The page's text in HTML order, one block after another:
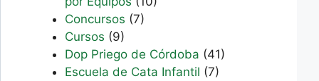
Concursos (7)
Cursos (9)
Dop Priego de Córdoba (41)
Escuela de Cata Infantil (7)